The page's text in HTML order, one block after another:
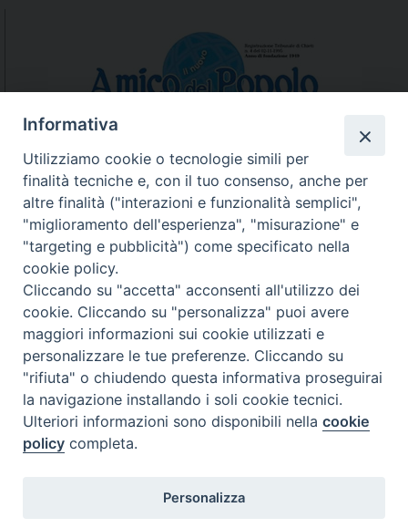
N.7/8 LUGLIO AGOSTO
N. 6 GIUGNO 2026
N°5 MAGGIO 2026
N° 4 APRILE 2026
Informativa
Utilizziamo cookie o tecnologie simili per
finalità tecniche e, con il tuo consenso, anche per
altre finalità ("interazioni e funzionalità semplici",
"miglioramento dell'esperienza", "misurazione" e
"targeting e pubblicità") come specificato nella
cookie policy.
Cliccando su "accetta" acconsenti all'utilizzo dei
cookie. Cliccando su "personalizza" puoi avere
maggiori informazioni sui cookie utilizzati e
personalizzare le tue preferenze. Cliccando su
"rifiuta" o chiudendo questa informativa proseguirai
la navigazione installando i soli cookie tecnici.
Ulteriori informazioni sono disponibili nellacookie
policy completa.
Personalizza